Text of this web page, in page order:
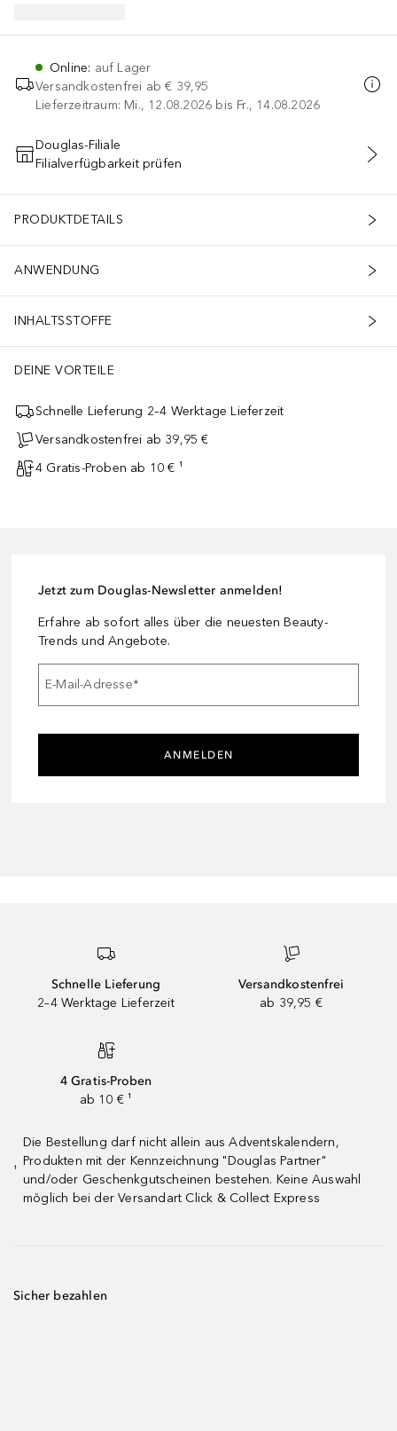
Online: auf Lager
Versandkostenfrei ab € 39,95
Lieferzeitraum: Mi., 12.08.2026 bis Fr., 14.08.2026
IN DEN WARENKORB
Douglas-Filiale
Filialverfügbarkeit prüfen
PRODUKTDETAILS
ANWENDUNG
INHALTSSTOFFE
DEINE VORTEILE
Schnelle Lieferung 2–4 Werktage Lieferzeit
Versandkostenfrei ab 39,95 €
4 Gratis-Proben ab 10 € ¹
Jetzt zum Douglas-Newsletter anmelden!
Erfahre ab sofort alles über die neuesten Beauty-
Trends und Angebote.
E-Mail-Adresse*
ANMELDEN
Schnelle Lieferung
2–4 Werktage Lieferzeit
Versandkostenfrei
ab 39,95 €
4 Gratis-Proben
ab 10 € ¹
¹
Die Bestellung darf nicht allein aus Adventskalendern,
Produkten mit der Kennzeichnung "Douglas Partner"
und/oder Geschenkgutscheinen bestehen. Keine Auswahl
möglich bei der Versandart Click & Collect Express
Sicher bezahlen